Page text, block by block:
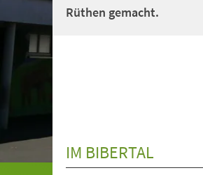
Rüthen gemacht.
IM BIBERTAL